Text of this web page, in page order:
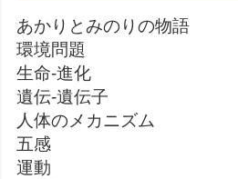
あかりとみのりの物語
環境問題
生命-進化
遺伝-遺伝子
人体のメカニズム
五感
運動